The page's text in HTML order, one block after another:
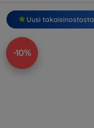
Uusi takaisinostosta
-10%